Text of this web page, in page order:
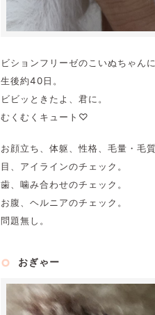
ビションフリーゼのこいぬちゃん
生後約40日。
ビビッときたよ、君に。
むくむくキュート♡
お顔立ち、体躯、性格、毛量・毛
目、アイラインのチェック。
歯、噛み合わせのチェック。
お腹、ヘルニアのチェック。
問題無し。
おぎゃー